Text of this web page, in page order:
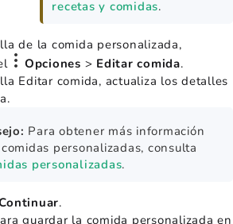
recetas y comidas.
de la comida personalizada,
Opciones > Editar comida.
Editar comida, actualiza los detalles
Para obtener más información
personalizadas, consulta
personalizadas.
.
guardar la comida personalizada en